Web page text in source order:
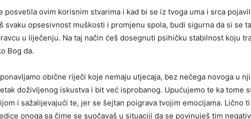
posvetila ovim korisnim stvarima i kad bi se iz tvoga uma i srca
svaku opsesivnost muškosti i promjenu spola, budi sigurna da si se
u liječenju. Na taj način ćeš dosegnuti psihičku stabilnost koju
Bog da.
obične riječi koje nemaju utjecaja, bez nečega novoga u
doživljenog iskustva i bit već isprobanog. Upućujemo te ka tome
i sažalijevajući te, jer se šejtan poigrava tvojim emocijama. Lično
onoga sa čime se suočavaš u situaciji da se povinuješ tim